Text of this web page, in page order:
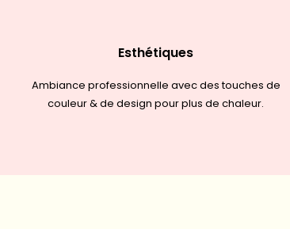
Esthétiques
Ambiance professionnelle avec des touches de
couleur & de design pour plus de chaleur.